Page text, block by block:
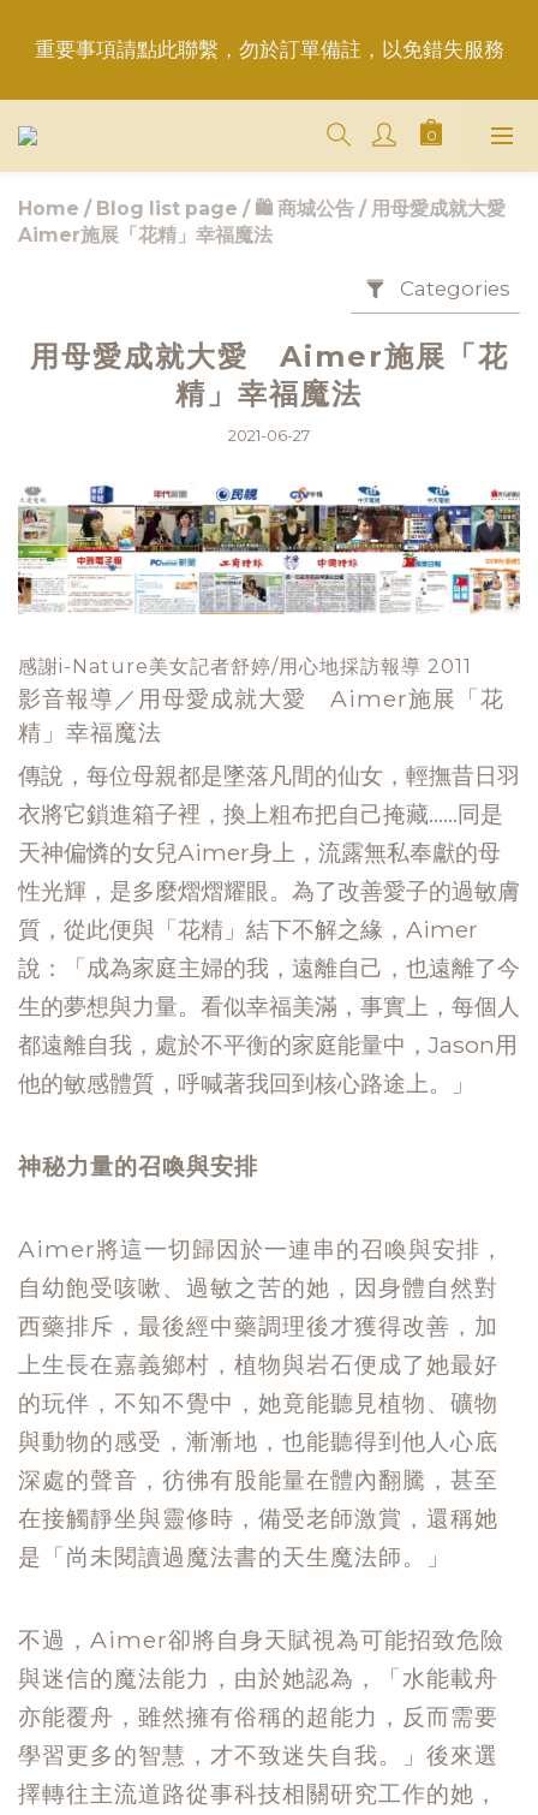
重要事項請點此聯繫，勿於訂單備註，以免錯失服務
重要事項請點此聯繫，勿於訂單備註，以免錯失服務
平日6:50前完成訂購，現貨品當日發貨｜訂單「已確
＋LINE好友折價100元✅歡迎LINE：＠aimershine
上班時間內專人回覆(WhatsAPP已停用，請LINE,
重要事項請點此聯繫，勿於訂單備註，以免錯失服務
Home / Blog list page / 🛍 商城公告 / 用母愛成就大愛
Aimer施展「花精」幸福魔法
Categories
用母愛成就大愛 Aimer施展「花
精」幸福魔法
2021-06-27
感謝i-Nature美女記者舒婷/用心地採訪報導 2011
影音報導／用母愛成就大愛 Aimer施展「花
精」幸福魔法
傳說，每位母親都是墜落凡間的仙女，輕撫昔日羽
衣將它鎖進箱子裡，換上粗布把自己掩藏……同是
天神偏憐的女兒Aimer身上，流露無私奉獻的母
性光輝，是多麼熠熠耀眼。為了改善愛子的過敏膚
質，從此便與「花精」結下不解之緣，Aimer
說：「成為家庭主婦的我，遠離自己，也遠離了今
生的夢想與力量。看似幸福美滿，事實上，每個人
都遠離自我，處於不平衡的家庭能量中，Jason用
他的敏感體質，呼喊著我回到核心路途上。」
神秘力量的召喚與安排
Aimer將這一切歸因於一連串的召喚與安排，
自幼飽受咳嗽、過敏之苦的她，因身體自然對
西藥排斥，最後經中藥調理後才獲得改善，加
上生長在嘉義鄉村，植物與岩石便成了她最好
的玩伴，不知不覺中，她竟能聽見植物、礦物
與動物的感受，漸漸地，也能聽得到他人心底
深處的聲音，彷彿有股能量在體內翻騰，甚至
在接觸靜坐與靈修時，備受老師激賞，還稱她
是「尚未閱讀過魔法書的天生魔法師。」
不過，Aimer卻將自身天賦視為可能招致危險
與迷信的魔法能力，由於她認為，「水能載舟
亦能覆舟，雖然擁有俗稱的超能力，反而需要
學習更多的智慧，才不致迷失自我。」後來選
擇轉往主流道路從事科技相關研究工作的她，